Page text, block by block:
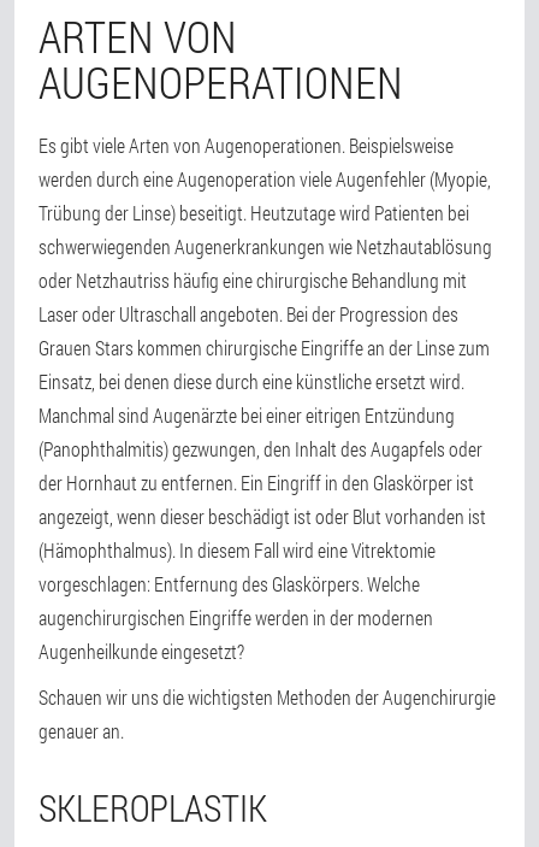
ARTEN VON
AUGENOPERATIONEN
Es gibt viele Arten von Augenoperationen. Beispielsweise
werden durch eine Augenoperation viele Augenfehler (Myopie,
Trübung der Linse) beseitigt. Heutzutage wird Patienten bei
schwerwiegenden Augenerkrankungen wie Netzhautablösung
oder Netzhautriss häufig eine chirurgische Behandlung mit
Laser oder Ultraschall angeboten. Bei der Progression des
Grauen Stars kommen chirurgische Eingriffe an der Linse zum
Einsatz, bei denen diese durch eine künstliche ersetzt wird.
Manchmal sind Augenärzte bei einer eitrigen Entzündung
(Panophthalmitis) gezwungen, den Inhalt des Augapfels oder
der Hornhaut zu entfernen. Ein Eingriff in den Glaskörper ist
angezeigt, wenn dieser beschädigt ist oder Blut vorhanden ist
(Hämophthalmus). In diesem Fall wird eine Vitrektomie
vorgeschlagen: Entfernung des Glaskörpers. Welche
augenchirurgischen Eingriffe werden in der modernen
Augenheilkunde eingesetzt?
Schauen wir uns die wichtigsten Methoden der Augenchirurgie
genauer an.
SKLEROPLASTIK